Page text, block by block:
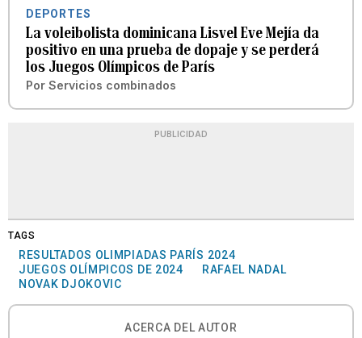
DEPORTES
La voleibolista dominicana Lisvel Eve Mejía da
positivo en una prueba de dopaje y se perderá
los Juegos Olímpicos de París
Por Servicios combinados
PUBLICIDAD
TAGS
RESULTADOS OLIMPIADAS PARÍS 2024
JUEGOS OLÍMPICOS DE 2024
RAFAEL NADAL
NOVAK DJOKOVIC
ACERCA DEL AUTOR